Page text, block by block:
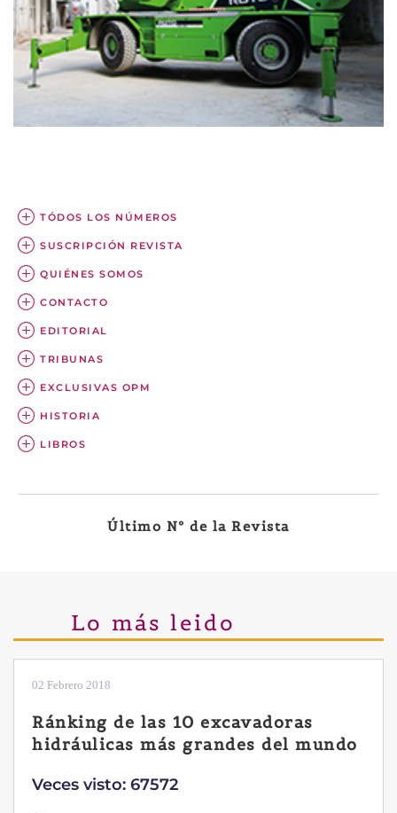
TÓDOS LOS NÚMEROS
SUSCRIPCIÓN REVISTA
QUIÉNES SOMOS
CONTACTO
EDITORIAL
TRIBUNAS
EXCLUSIVAS OPM
HISTORIA
LIBROS
Último Nº de la Revista
Lo más leido
28 Enero 2019
Las ventajas de la excavadora
Yanmar B7 Sigma-6
Veces visto: 32224